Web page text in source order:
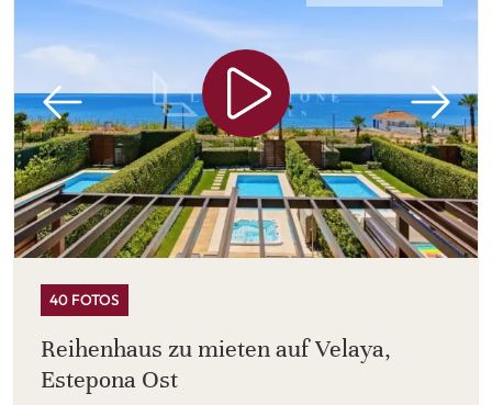
40 FOTOS
Reihenhaus zu mieten auf Velaya,
Estepona Ost